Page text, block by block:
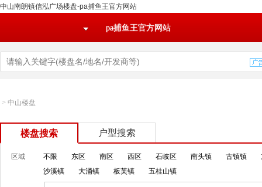
中山南朗镇信泓广场楼盘-pa捕鱼王官方网站
pa捕鱼王官方网站
> 中山楼盘
楼盘搜索 户型搜索
区域 不限 东区 南区 西区 石岐区 南头镇 古镇镇
沙溪镇
大涌镇 板芙镇 五桂山镇